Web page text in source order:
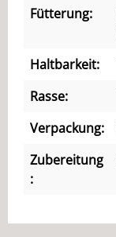
Fütterung:
Haltbarkeit:
Rasse:
Verpackung:
Zubereitung
: